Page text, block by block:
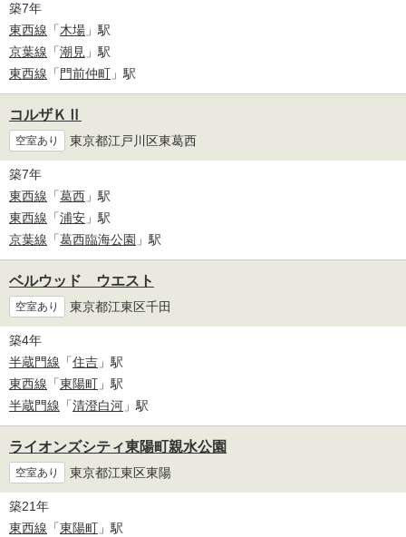
築7年
東西線 「木場 」駅
京葉線 「潮見 」駅
東西線 「 門前仲町 」駅
コルザＫⅡ
空室あり 東京都江戸川区東葛西
築7年
東西線 「葛西 」駅
東西線 「浦安 」駅
京葉線 「葛西臨海公園 」駅
ベルウッド ウエスト
空室あり 東京都江東区千田
築4年
半蔵門線 「住吉 」駅
東西線 「東陽町 」駅
半蔵門線 「清澄白河 」駅
ライオンズシティ東陽町親水公園
空室あり 東京都江東区東陽
築21年
東西線 「東陽町 」駅